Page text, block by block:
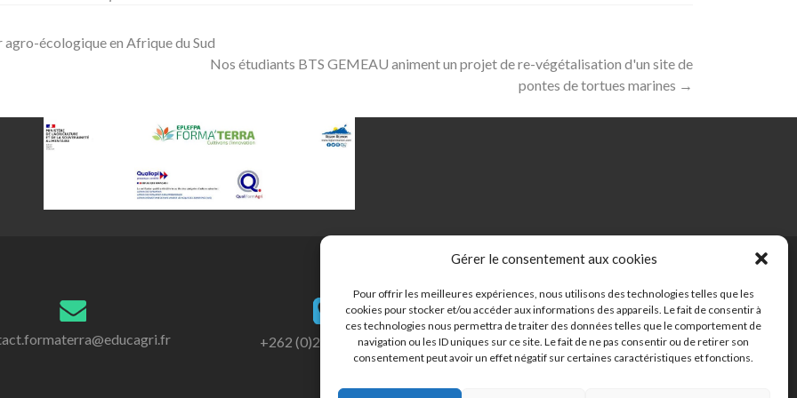
Gérer le consentement aux cookies
Pour offrir les meilleures expériences, nous utilisons des technologies telles que les
cookies pour stocker et/ou accéder aux informations des appareils. Le fait de consentir à
ces technologies nous permettra de traiter des données telles que le comportement de
navigation ou les ID uniques sur ce site. Le fait de ne pas consentir ou de retirer son
consentement peut avoir un effet négatif sur certaines caractéristiques et fonctions.
écologique en Afrique du Sud
Nos étudiants BTS GEMEAU animent un projet de re-végétalisation d'un site de
pontes de tortues marines →
+262 (0)262 45 92 92
© Copyright 2019-2020